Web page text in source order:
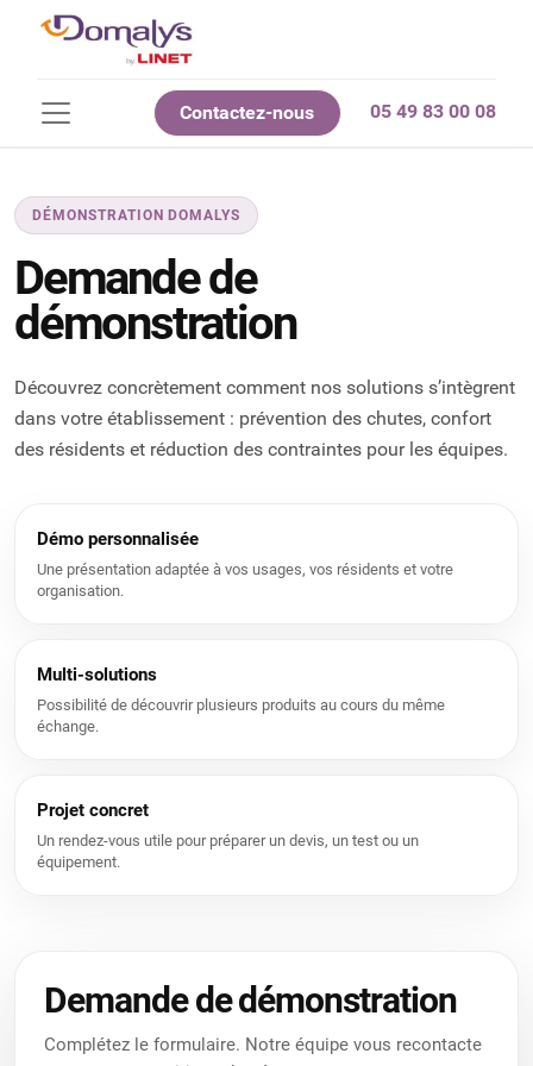
Contactez-nous 05 49 83 00 08
DÉMONSTRATION DOMALYS
Demande de
démonstration
Découvrez concrètement comment nos solutions s’intègrent
dans votre établissement : prévention des chutes, confort
des résidents et réduction des contraintes pour les équipes.
Démo personnalisée
Une présentation adaptée à vos usages, vos résidents et votre
organisation.
Multi-solutions
Possibilité de découvrir plusieurs produits au cours du même
échange.
Projet concret
Un rendez-vous utile pour préparer un devis, un test ou un
équipement.
Demande de démonstration
Complétez le formulaire. Notre équipe vous recontacte